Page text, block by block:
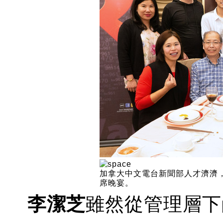
加拿大中文電台新聞部人才濟濟
席晚宴。
李潔芝雖然從管理層